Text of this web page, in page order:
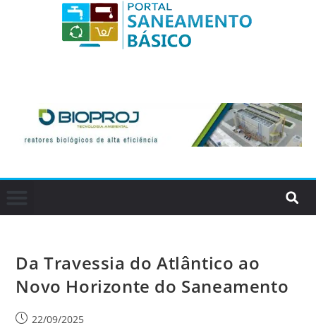
Da Travessia do Atlântico ao
Novo Horizonte do Saneamento
22/09/2025